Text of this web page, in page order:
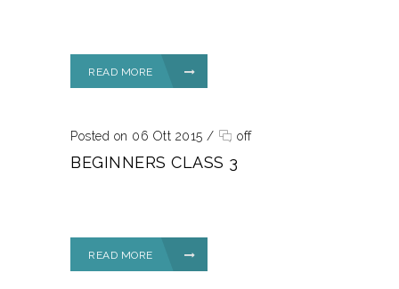
READ MORE
Posted on 06 Ott 2015 / off
BEGINNERS CLASS 3
READ MORE